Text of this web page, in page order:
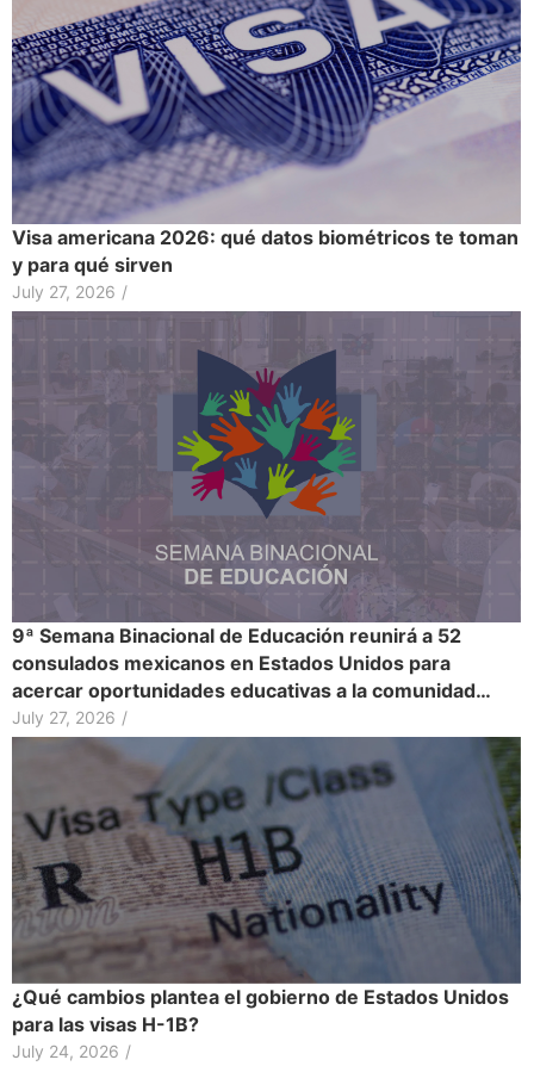
Visa americana 2026: qué datos biométricos te toman
y para qué sirven
July 27, 2026 /
9ª Semana Binacional de Educación reunirá a 52
consulados mexicanos en Estados Unidos para
acercar oportunidades educativas a la comunidad…
July 27, 2026 /
¿Qué cambios plantea el gobierno de Estados Unidos
para las visas H-1B?
July 24, 2026 /